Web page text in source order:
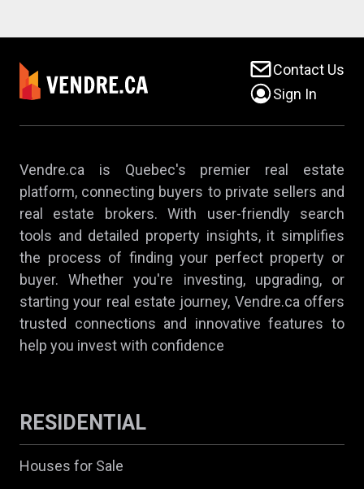
Contact Us
Sign In
Vendre.ca is Quebec's premier real estate
platform, connecting buyers to private sellers and
real estate brokers. With user-friendly search
tools and detailed property insights, it simplifies
the process of finding your perfect property or
buyer. Whether you're investing, upgrading, or
starting your real estate journey, Vendre.ca offers
trusted connections and innovative features to
help you invest with confidence
RESIDENTIAL
Houses for Sale